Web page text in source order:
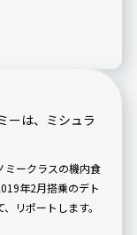
ーは、ミシュラ
ミークラスの機内食
年2月搭乗のデト
リポートします。